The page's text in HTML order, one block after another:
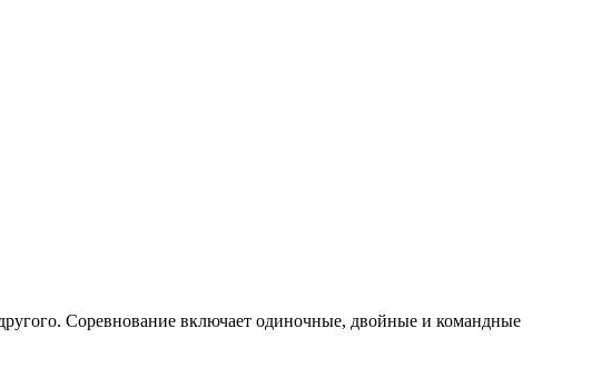
Соревнование включает одиночные, двойные и командные